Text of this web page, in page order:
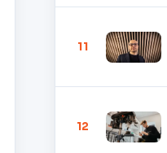
11
12